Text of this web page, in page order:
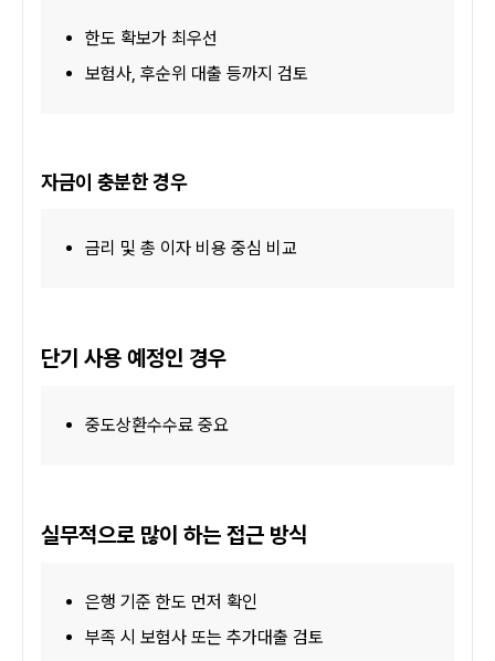
한도 확보가 최우선
보험사, 후순위 대출 등까지 검토
자금이 충분한 경우
금리 및 총 이자 비용 중심 비교
단기 사용 예정인 경우
중도상환수수료 중요
실무적으로 많이 하는 접근 방식
은행 기준 한도 먼저 확인
부족 시 보험사 또는 추가대출 검토